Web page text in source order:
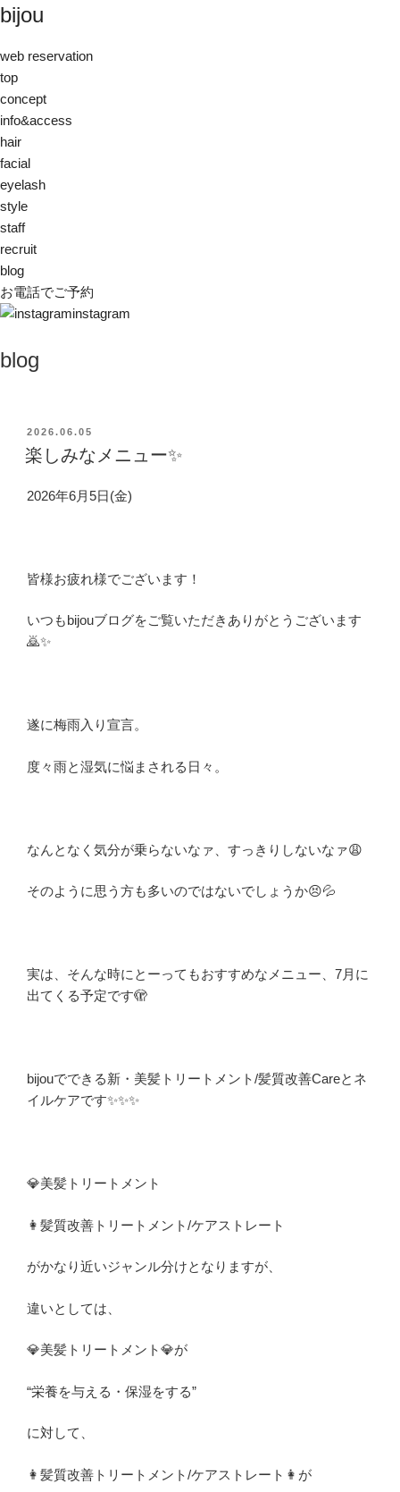
bijou
web reservation
top
concept
info&access
hair
facial
eyelash
style
staff
recruit
blog
お電話でご予約
instagram
blog
投
稿
日:
2026.06.05
楽しみなメニュー✨
2026年6月5日(金)
皆様お疲れ様でございます！
いつもbijouブログをご覧いただきありがとうございます
🙇✨
遂に梅雨入り宣言。
度々雨と湿気に悩まされる日々。
なんとなく気分が乗らないなァ、すっきりしないなァ😩
そのように思う方も多いのではないでしょうか😣💦
実は、そんな時にとーってもおすすめなメニュー、7月に
出てくる予定です🫣
bijouでできる新・美髪トリートメント/髪質改善Careとネ
イルケアです✨✨✨
💎美髪トリートメント
👩髪質改善トリートメント/ケアストレート
がかなり近いジャンル分けとなりますが、
違いとしては、
💎美髪トリートメント💎が
“栄養を与える・保湿をする”
に対して、
👩髪質改善トリートメント/ケアストレート👩が